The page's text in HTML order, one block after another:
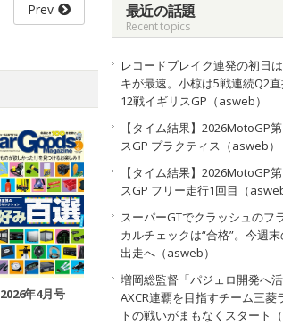
Prev
2026年4月号
最近の話題
Recent topics
レコードブレイク連発の初日
キが最速。小椋は5戦連続Q2
12戦イギリスGP（asweb）
【タイム結果】2026MotoGP
スGP プラクティス（asweb）
【タイム結果】2026MotoGP
スGP フリー走行1回目（asweb
スーパーGTでクラッシュのフ
カルチェックは“合格”。今週
出走へ（asweb）
増岡総監督「パジェロ開発へ活
AXCR連覇を目指すチーム三菱
トの戦いがまもなくスタート